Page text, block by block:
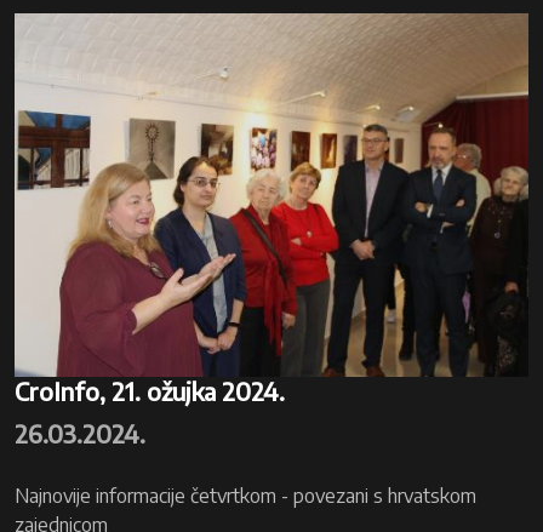
CroInfo, 21. ožujka 2024.
26.03.2024.
Najnovije informacije četvrtkom - povezani s hrvatskom
zajednicom